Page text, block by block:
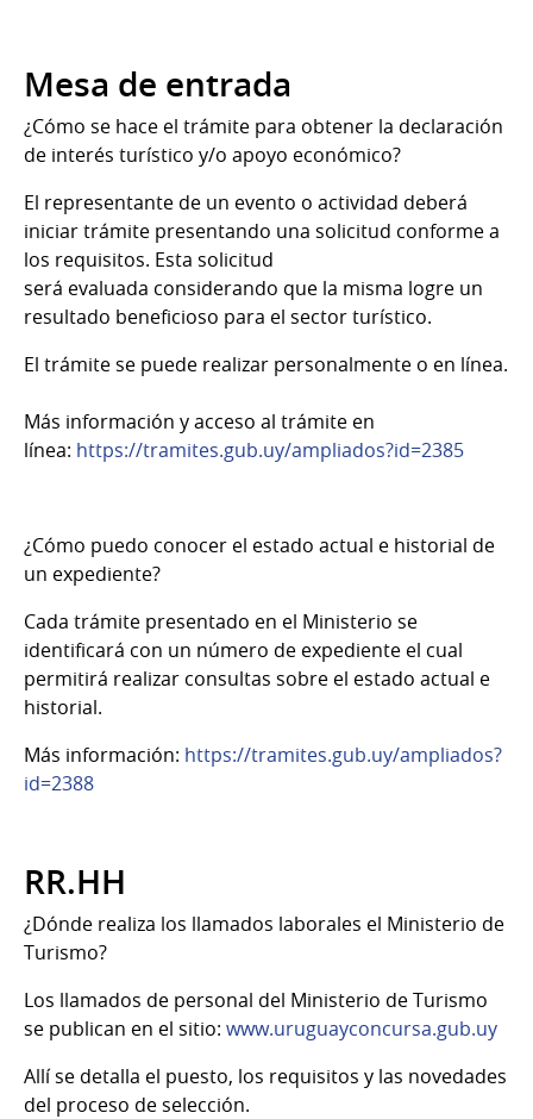
Mesa de entrada
¿Cómo se hace el trámite para obtener la declaración
de interés turístico y/o apoyo económico?
El representante de un evento o actividad deberá
iniciar trámite presentando una solicitud conforme a
los requisitos. Esta solicitud
será evaluada considerando que la misma logre un
resultado beneficioso para el sector turístico.
El trámite se puede realizar personalmente o en línea.
Más información y acceso al trámite en
línea: https://tramites.gub.uy/ampliados?id=2385
¿Cómo puedo conocer el estado actual e historial de
un expediente?
Cada trámite presentado en el Ministerio se
identificará con un número de expediente el cual
permitirá realizar consultas sobre el estado actual e
historial.
Más información: https://tramites.gub.uy/ampliados?
id=2388
RR.HH
¿Dónde realiza los llamados laborales el Ministerio de
Turismo?
Los llamados de personal del Ministerio de Turismo
se publican en el sitio: www.uruguayconcursa.gub.uy
Allí se detalla el puesto, los requisitos y las novedades
del proceso de selección.